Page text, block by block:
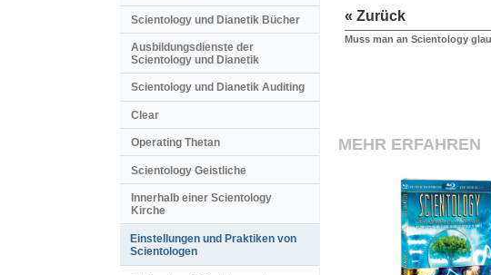
« Zurück
Muss man an Scientology
MEHR ERFAHREN
Scientology und Dianetik Bücher
Ausbildungsdienste der
Scientology und Dianetik
Scientology und Dianetik Auditing
Clear
Operating Thetan
Scientology Geistliche
Innerhalb einer Scientology
Kirche
Einstellungen und Praktiken von
Scientologen